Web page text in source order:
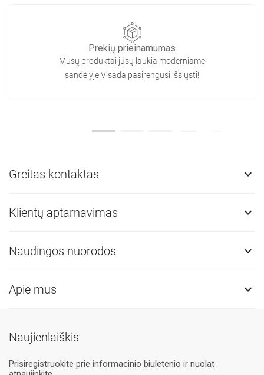
Prekių prieinamumas
Mūsų produktai jūsų laukia moderniame
sandėlyje.Visada pasirengusi išsiųsti!
Greitas kontaktas 
Klientų aptarnavimas 
Naudingos nuorodos 
Apie mus 
Naujienlaiškis
Prisiregistruokite prie informacinio biuletenio ir nuolat